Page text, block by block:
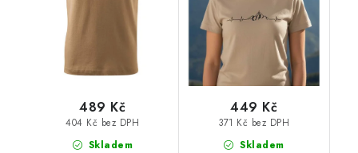
Skladem
404 Kč bez DPH
489 Kč
Skladem
371 Kč bez DPH
449 Kč